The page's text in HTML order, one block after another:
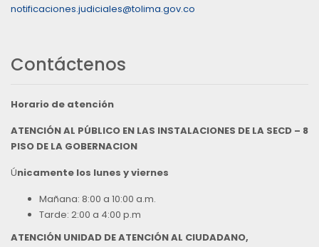
notificaciones.judiciales@tolima.gov.co
Contáctenos
Horario de atención
ATENCIÓN AL PÚBLICO EN LAS INSTALACIONES DE LA SECD – 8
PISO DE LA GOBERNACION
Únicamente los lunes y viernes
Mañana: 8:00 a 10:00 a.m.
Tarde: 2:00 a 4:00 p.m
ATENCIÓN UNIDAD DE ATENCIÓN AL CIUDADANO,